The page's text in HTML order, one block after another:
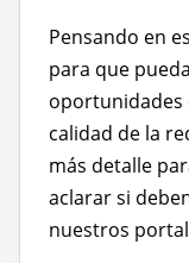
Pensando en
para que
oportunidades
calidad de la
más detalle
aclarar si
nuestros